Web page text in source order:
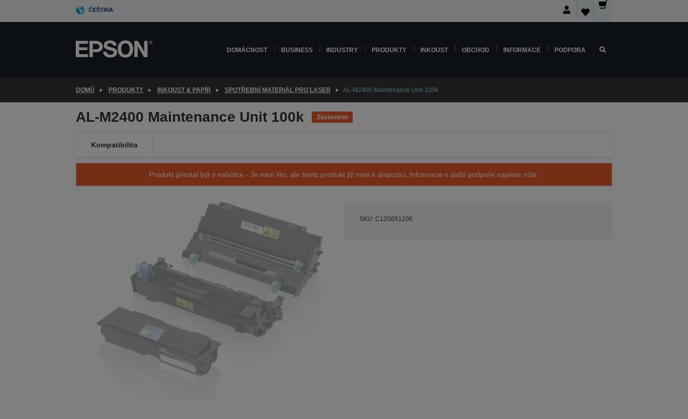
ČEŠTINA
DOMÁCNOST BUSINESS INDUSTRY PRODUKTY INKOUST OBCHOD INFORMACE PODPORA
DOMŮ PRODUKTY INKOUST & PAPÍR SPOTŘEBNÍ MATERIÁL PRO LASER AL-M2400 Maintenance Unit 100k
AL-M2400 Maintenance Unit 100k Zastaveno
Kompatibilita
Produkt přestal být v nabídce - Je nám líto, ale tento produkt již není k dispozici. Informace o další podpoře najdete níže.
SKU: C13S051206